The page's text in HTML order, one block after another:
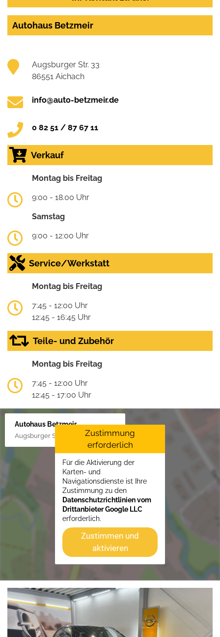
Autohaus Betzmeir
Augsburger Str. 33
86551 Aichach
info@auto-betzmeir.de
0 82 51 / 87 67 11
Verkauf
Montag bis Freitag
9:00 - 18.00 Uhr
Samstag
9:00 - 12:00 Uhr
Service/Werkstatt
Montag bis Freitag
7:45 - 12:00 Uhr
12:45 - 16:45 Uhr
Teile- und Zubehör
Montag bis Freitag
7:45 - 12:00 Uhr
12:45 - 17:00 Uhr
Autohaus Betzmeir
Augsburger Str. 33, 86551 Aichach
Zustimmung
erforderlich
Für die Aktivierung der
Karten- und
Navigationsdienste ist Ihre
Zustimmung zu den
Datenschutzrichtlinien vom
Drittanbieter Google LLC
erforderlich.
Zustimmen und
aktivieren